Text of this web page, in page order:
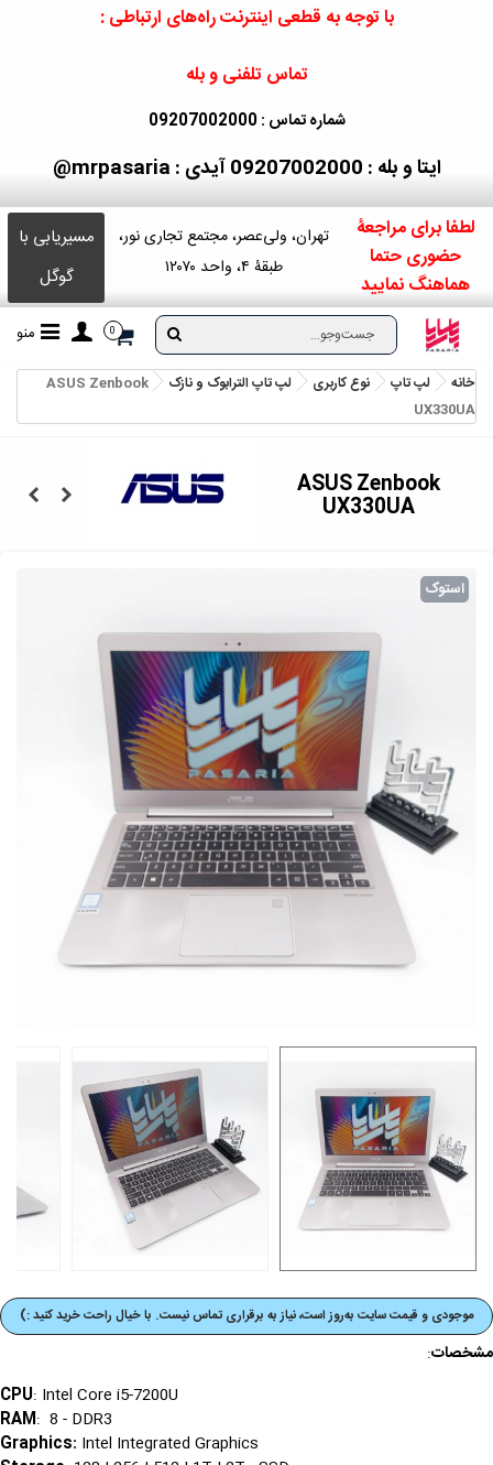
با توجه به قطعی اینترنت راه‌های ارتباطی :
تماس تلفنی و بله
شماره تماس : 09207002000
ایتا و بله : 09207002000 آیدی : mrpasaria@
لطفا برای مراجعۀ
حضوری حتما
هماهنگ نمایید
تهران، ولی‌عصر، مجتمع تجاری نور،
طبقۀ ۴، واحد ۱۲۰۷۰
مسیریابی با
گوگل
0 منو
خانه لپ تاپ نوع کاربری لپ تاپ الترابوک و نازک
ASUS Zenbook
UX330UA
ASUS Zenbook
UX330UA
استوک
موجودی و قیمت‌ سایت به‌روز است، نیاز به برقراری تماس نیست. با خیال راحت خرید کنید :)
مشخصات:
CPU: Intel Core i5-7200U
RAM: 8 - DDR3
Graphics: Intel Integrated Graphics